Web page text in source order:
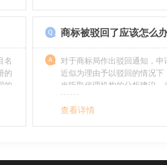
无法全面的停止维护。
名
的
的
商标被驳回了应该怎么
对于商标局作出驳回通知，
近似为理由予以驳回的情况
当听取代理机构的分析建议，
最终决定是选择放弃还是进行
利益（很多商标最后取得成功
查看详情